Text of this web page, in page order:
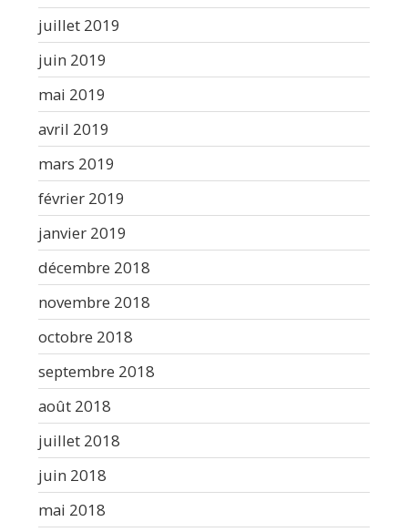
juillet 2019
juin 2019
mai 2019
avril 2019
mars 2019
février 2019
janvier 2019
décembre 2018
novembre 2018
octobre 2018
septembre 2018
août 2018
juillet 2018
juin 2018
mai 2018